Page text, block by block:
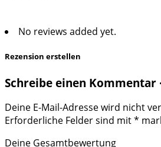
No reviews added yet.
Rezension erstellen
Schreibe einen Kommentar
Deine E-Mail-Adresse wird nicht
Erforderliche Felder sind mit*
Deine Gesamtbewertung